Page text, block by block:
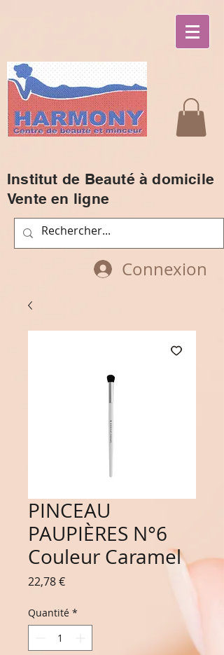
Institut de Beauté à domicile
Vente en ligne
Connexion
PINCEAU
PAUPIÈRES N°6
Couleur Caramel
22,78 €Prix
Quantité *